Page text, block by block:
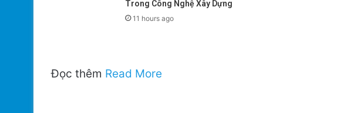
Trong Công Nghệ Xây Dựng
11 hours ago
Đọc thêm Read More